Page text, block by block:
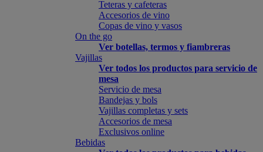
Teteras y cafeteras
Accesorios de vino
Copas de vino y vasos
On the go
Ver botellas, termos y fiambreras
Vajillas
Ver todos los productos para servicio de
mesa
Servicio de mesa
Bandejas y bols
Vajillas completas y sets
Accesorios de mesa
Exclusivos online
Bebidas